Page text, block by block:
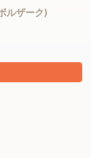
ルザーク)